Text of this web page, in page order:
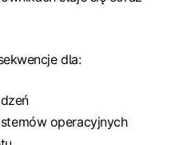
dla:
operacyjnych